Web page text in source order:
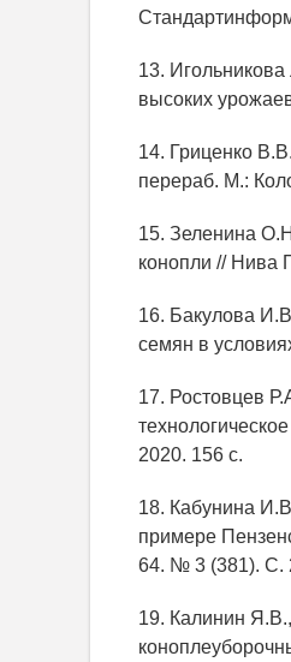
13.
высоких
14. Гриценко
перераб. М.:
15. Зеленина
конопли // Нива
16. Бакулова
семян в
17. Ростовцев
2020. 156 с.
18. Кабунина
примере
64. № 3 (381). С.
19. Калинин